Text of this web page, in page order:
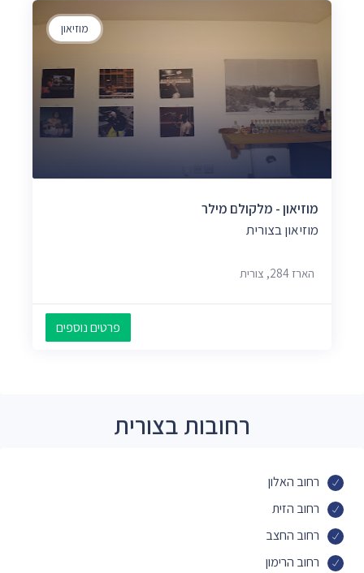
מוזיאון
מוזיאון - מלקולם מילר
מוזיאון בצורית
הארז 284, צורית
פרטים נוספים
רחובות בצורית
רחוב האלון
רחוב הזית
רחוב החצב
רחוב הרימון